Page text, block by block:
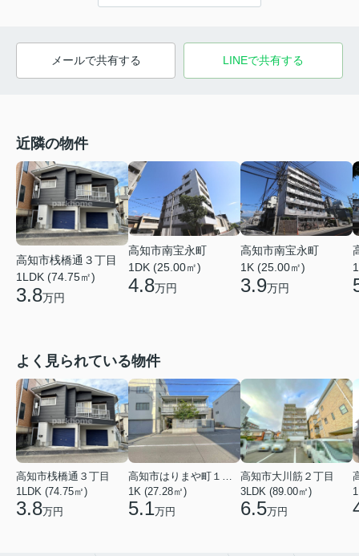
メールで共有する LINEで共有する
近隣の物件
高知市桟橋通３丁目
1LDK (74.75㎡)
3.8万円
高知市南宝永町
1DK (25.00㎡)
4.8万円
高知市南宝永町
1K (25.00㎡)
3.9万円
よく見られている物件
高知市桟橋通３丁目
1LDK (74.75㎡)
3.8万円
高知市はりまや町１丁目
1K (27.28㎡)
5.1万円
高知市大川筋２丁目
3LDK (89.00㎡)
6.5万円